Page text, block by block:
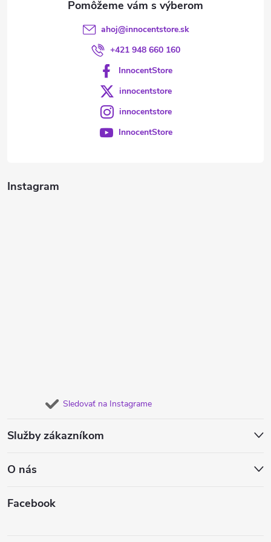
Instagram
Sledovať na Instagrame
Služby zákazníkom
O nás
Facebook
ahoj@innocentstore.sk
+421 948 660 160
InnocentStore
innocentstore
innocentstore
InnocentStore